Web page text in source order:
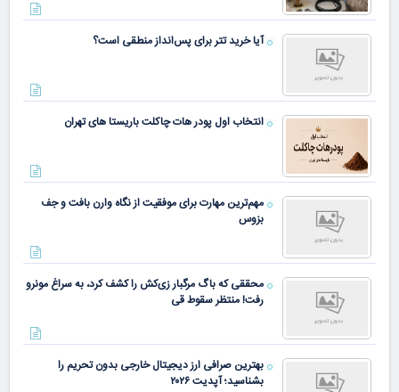
آیا خرید تتر برای پس‌انداز منطقی است؟
انتخاب اول پودر هات چاکلت باریستا های تهران
مهم‌ترین مهارت برای موفقیت از نگاه وارن بافت و جف
بزوس
محققی که باگ مرگبار زی‌کش را کشف کرد، به سراغ مونرو
رفت! منتظر سقوط قی
بهترین صرافی ارز دیجیتال خارجی بدون تحریم را
بشناسید؛ آپدیت ۲۰۲۶